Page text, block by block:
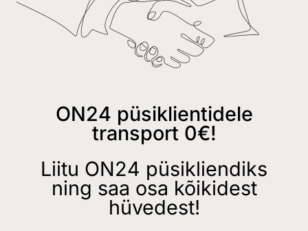
ON24 püsiklientidele
transport 0€!
Liitu ON24 püsikliendiks
ning saa osa kõikidest
hüvedest!